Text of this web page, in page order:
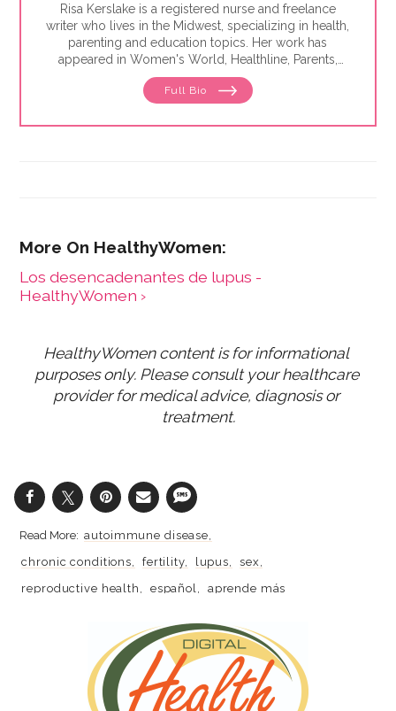
Risa Kerslake is a registered nurse and freelance
writer who lives in the Midwest, specializing in health,
parenting and education topics. Her work has
appeared in Women's World, Healthline, Parents,
Discover, Sleep Foundation and Giddy, among others.
Full Bio
Los desencadenantes de lupus -
HealthyWomen ›
HealthyWomen content is for informational
purposes only. Please consult your healthcare
provider for medical advice, diagnosis or
treatment.
autoimmune disease
chronic conditions
fertility lupus
sex
reproductive health
español aprende más